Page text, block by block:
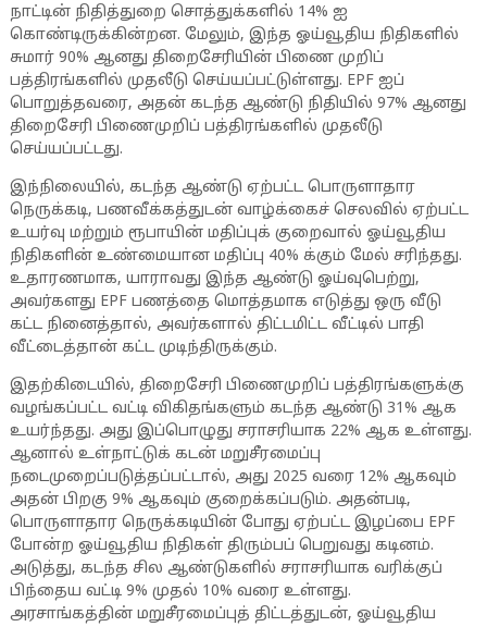
நாட்டின் நிதித்துறை சொத்துக்களில் 14% ஐ
கொண்டிருக்கின்றன. மேலும், இந்த ஓய்வூதிய நிதிகளில்
சுமார் 90% ஆனது திறைசேரியின் பிணை முறிப்
பத்திரங்களில் முதலீடு செய்யப்பட்டுள்ளது. EPF ஐப்
பொறுத்தவரை, அதன் கடந்த ஆண்டு நிதியில் 97% ஆனது
திறைசேரி பிணைமுறிப் பத்திரங்களில் முதலீடு
செய்யப்பட்டது.
இந்நிலையில், கடந்த ஆண்டு ஏற்பட்ட பொருளாதார
நெருக்கடி, பணவீக்கத்துடன் வாழ்க்கைச் செலவில் ஏற்பட்ட
உயர்வு மற்றும் ரூபாயின் மதிப்புக் குறைவால் ஓய்வூதிய
நிதிகளின் உண்மையான மதிப்பு 40% க்கும் மேல் சரிந்தது.
உதாரணமாக, யாராவது இந்த ஆண்டு ஓய்வுபெற்று,
அவர்களது EPF பணத்தை மொத்தமாக எடுத்து ஒரு வீடு
கட்ட நினைத்தால், அவர்களால் திட்டமிட்ட வீட்டில் பாதி
வீட்டைத்தான் கட்ட முடிந்திருக்கும்.
இதற்கிடையில், திறைசேரி பிணைமுறிப் பத்திரங்களுக்கு
வழங்கப்பட்ட வட்டி விகிதங்களும் கடந்த ஆண்டு 31% ஆக
உயர்ந்தது. அது இப்பொழுது சராசரியாக 22% ஆக உள்ளது.
ஆனால் உள்நாட்டுக் கடன் மறுசீரமைப்பு
நடைமுறைப்படுத்தப்பட்டால், அது 2025 வரை 12% ஆகவும்
அதன் பிறகு 9% ஆகவும் குறைக்கப்படும். அதன்படி,
பொருளாதார நெருக்கடியின் போது ஏற்பட்ட இழப்பை EPF
போன்ற ஓய்வூதிய நிதிகள் திரும்பப் பெறுவது கடினம்.
அடுத்து, கடந்த சில ஆண்டுகளில் சராசரியாக வரிக்குப்
பிந்தைய வட்டி 9% முதல் 10% வரை உள்ளது.
அரசாங்கத்தின் மறுசீரமைப்புத் திட்டத்துடன், ஓய்வூதிய